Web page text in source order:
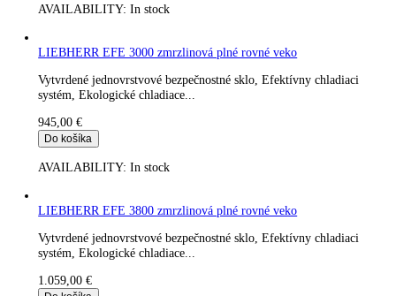
797,00€
Vytvrdené jednovrstvové bezpečnostné sklo, Efektívny
systém, Ekologické chladiace...
Do košíka
AVAILABILITY:In stock
LIEBHERR EFE 3000 zmrzlinová plné rovné veko